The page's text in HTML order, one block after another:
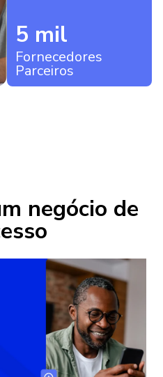
5 mil
Fornecedores
Parceiros
negócio de